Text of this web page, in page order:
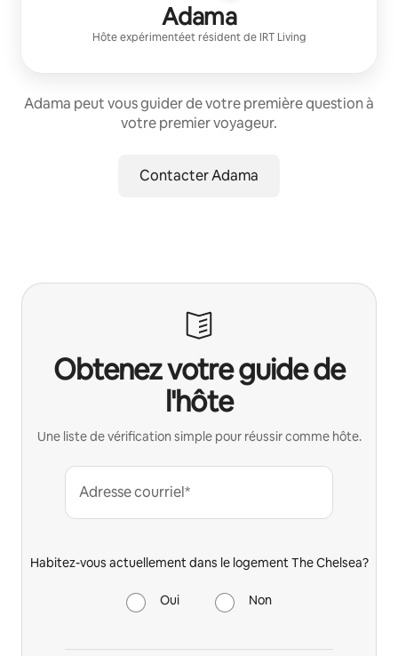
Adama
Hôte expérimentéet résident de IRT Living
Adama peut vous guider de votre première question à
votre premier voyageur.
Contacter Adama
Obtenez votre guide de
l'hôte
Une liste de vérification simple pour réussir comme hôte.
Adresse courriel*
Habitez-vous actuellement dans le logement The Chelsea?
Oui Non